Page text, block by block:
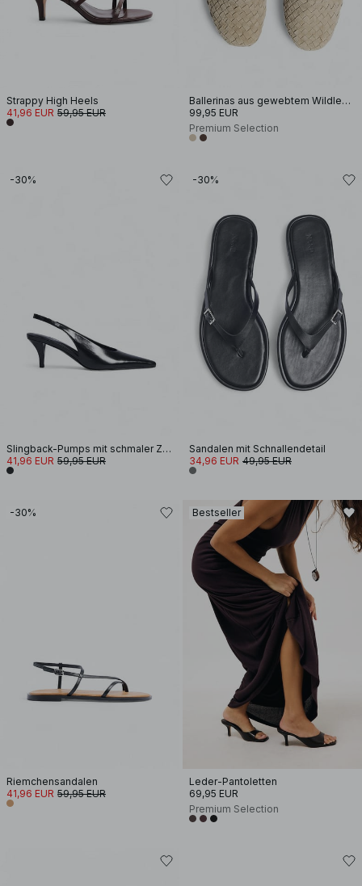
Strappy High Heels
41,96 EUR 59,95 EUR
Ballerinas aus gewebtem Wildleder
99,95 EUR
Premium Selection
-30%
Slingback-Pumps mit schmaler Zehenpartie
41,96 EUR 59,95 EUR
-30%
Sandalen mit Schnallendetail
34,96 EUR 49,95 EUR
-30%
Riemchensandalen
41,96 EUR 59,95 EUR
Bestseller
Leder-Pantoletten
69,95 EUR
Premium Selection